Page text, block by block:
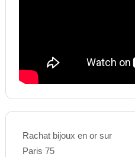
Rachat bijoux en or sur
Paris 75